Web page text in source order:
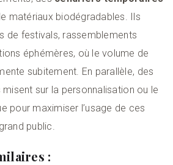
matériaux biodégradables. Ils
de festivals, rassemblements
éphémères, où le volume de
subitement. En parallèle, des
sur la personnalisation ou le
pour maximiser l’usage de ces
public.
: